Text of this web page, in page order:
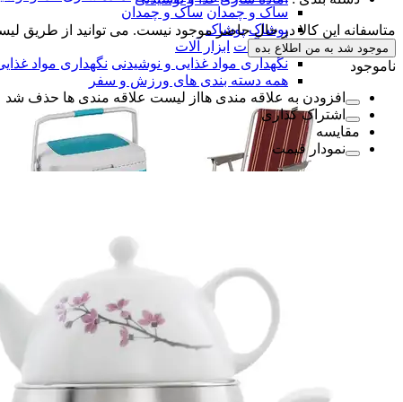
ساک و چمدان ساک و چمدان
پوشاک پوشاک
ابزار آلات ابزار آلات
نگهداری مواد غذایی و نوشیدنی نگهداری مواد
همه دسته بندی های ورزش و سفر
متاسفانه این کالا در حال حاضر موجود نیست. می توانید از طریق
موجود شد به من اطلاع بده
ناموجود
افزودن به علاقه مندی ها از لیست علاقه مندی ها حذف شد
اشتراک گذاری
مقایسه
نمودار قیمت